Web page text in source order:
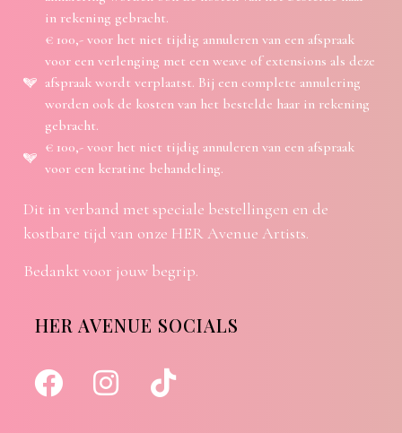
in rekening gebracht.
€ 100,- voor het niet tijdig annuleren van een afspraak
voor een verlenging met een weave of extensions als deze
afspraak wordt verplaatst. Bij een complete annulering
worden ook de kosten van het bestelde haar in rekening
gebracht.
€ 100,- voor het niet tijdig annuleren van een afspraak
voor een keratine behandeling.
Dit in verband met speciale bestellingen en de
kostbare tijd van onze HER Avenue Artists.
Bedankt voor jouw begrip.
HER AVENUE SOCIALS